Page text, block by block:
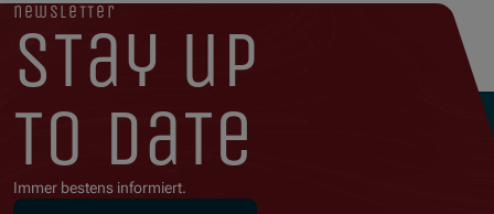
newsletter
stay up
to date
Immer bestens informiert.